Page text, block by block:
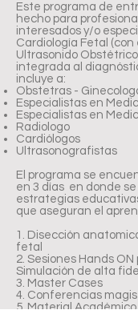
Este programa de
hecho para
interesados y/o
Cardiología Fetal
Ultrasonido
integrada al
incluye a:
Obstetras -
Especialistas en
Especialistas en
Radiologo
Cardiólogos
Ultrasonografistas
El programa se
en 3 días en donde
estrategias
que aseguran el
1. Disección
fetal
2. Sesiones Hands
Simulación de alta
3. Master Cases
4. Conferencias
5. Material Académico.